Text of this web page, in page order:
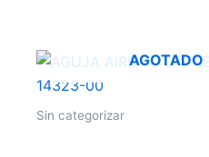
AGOTADO
Sin categorizar